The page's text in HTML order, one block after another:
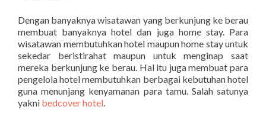
Dengan banyaknya wisatawan yang berkunjung ke berau
membuat banyaknya hotel dan juga home stay. Para
wisatawan membutuhkan hotel maupun home stay untuk
sekedar beristirahat maupun untuk menginap saat
mereka berkunjung ke berau. Hal itu juga membuat para
pengelola hotel membutuhkan berbagai kebutuhan hotel
guna menunjang kenyamanan para tamu. Salah satunya
yakni bedcover hotel.